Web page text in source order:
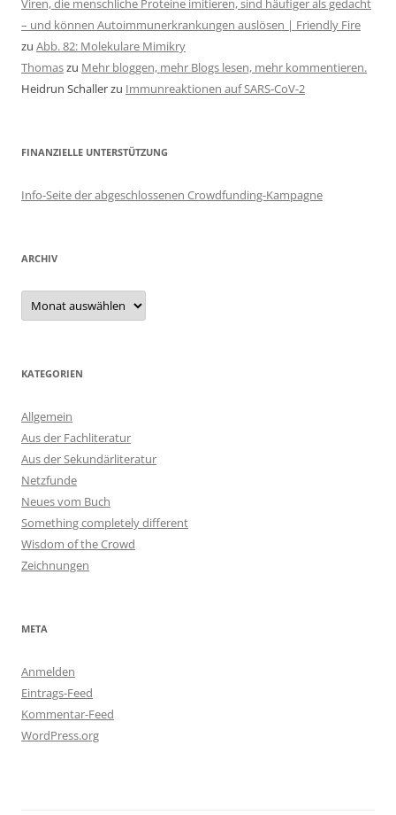
Viren, die menschliche Proteine imitieren, sind häufiger als gedacht
– und können Autoimmunerkrankungen auslösen | Friendly Fire
zu Abb. 82: Molekulare Mimikry
Thomaszu Mehr bloggen, mehr Blogs lesen, mehr kommentieren.
Heidrun Schallerzu Immunreaktionen auf SARS-CoV-2
FINANZIELLE UNTERSTÜTZUNG
Info-Seite der abgeschlossenen Crowdfunding-Kampagne
ARCHIV
Archiv
KATEGORIEN
Allgemein
Aus der Fachliteratur
Aus der Sekundärliteratur
Netzfunde
Neues vom Buch
Something completely different
Wisdom of the Crowd
Zeichnungen
META
Anmelden
Eintrags-Feed
Kommentar-Feed
WordPress.org